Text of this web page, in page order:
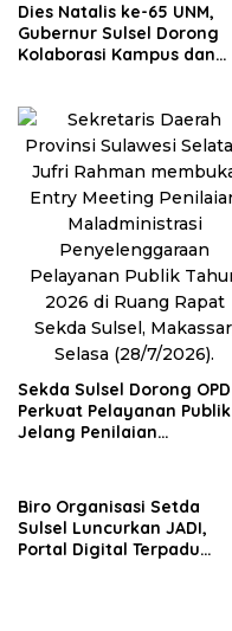
Dies Natalis ke-65 UNM,
Gubernur Sulsel Dorong
Kolaborasi Kampus dan
Sekda Sulsel Dorong OPD
Perkuat Pelayanan Publik
Jelang Penilaian
Biro Organisasi Setda
Sulsel Luncurkan JADI,
Portal Digital Terpadu